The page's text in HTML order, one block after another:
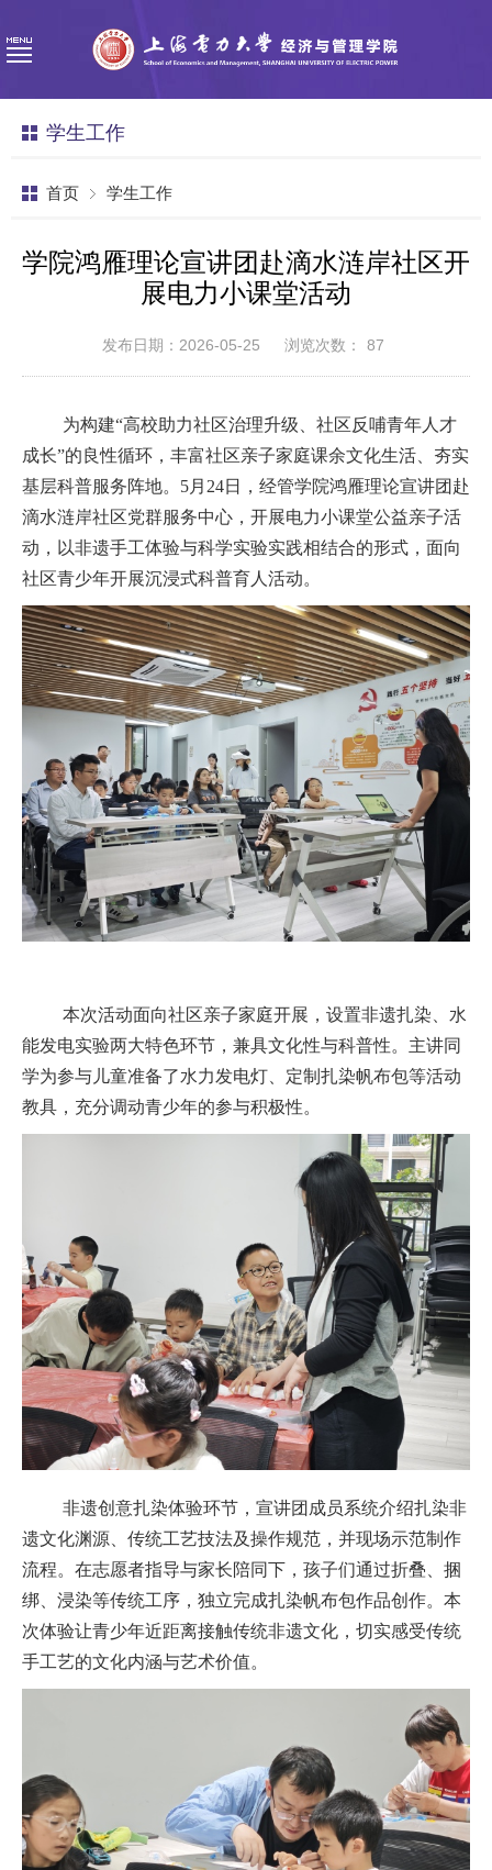
学生工作
首页 学生工作
学院鸿雁理论宣讲团赴滴水涟岸社区开
展电力小课堂活动
发布日期：2026-05-25 浏览次数： 87
为构建“高校助力社区治理升级、社区反哺青年人才
成长”的良性循环，丰富社区亲子家庭课余文化生活、夯实
基层科普服务阵地。 5月 24日， 经管学院鸿雁理论宣讲团赴
滴水涟岸社区党群服务中心，开展电力小课堂公益亲子活
动，以非遗手工体验与科学实验实践相结合的形式，面向
社区青少年开展沉浸式科普育人活动。
本次活动面向社区亲子家庭开展，设置非遗扎染、水
能发电实验两大特色环节，兼具文化性与科普性。 主讲同
学为参与儿童准备了水力发电灯、定制扎染帆布包等活动
教具 ，充分调动青少年的参与积极性。
非遗创意扎染体验环节， 宣讲团 成员系统介绍扎染非
遗文化渊源、传统工艺技法及操作规范，并现场示范制作
流程。在志愿者指导与家长陪同下，孩子们通过折叠、捆
绑、浸染等传统工序，独立完成扎染帆布包作品创作。本
次体验让青少年近距离接触传统非遗文化，切实感受传统
手工艺的文化内涵与艺术价值。